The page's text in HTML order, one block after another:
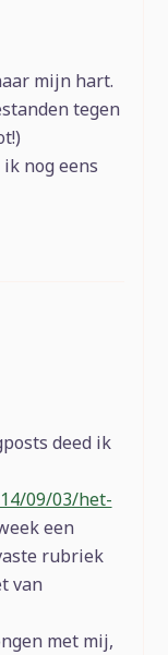
mijn hart.
tegen
nog eens
deed ik
09/03/het-
een
rubriek
van
met mij,